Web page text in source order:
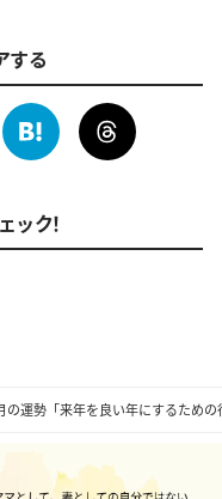
の運勢「来年を良い年にするため
する
ク！